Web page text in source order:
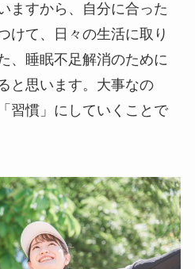
ますから、自分に合った
けて、日々の生活に取り
、睡眠不足解消のために
と思います。大事なの
習慣」にしていくことで